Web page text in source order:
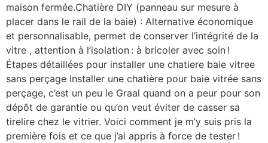
maison fermée.Chatière DIY (panneau sur mesure à
placer dans le rail de la baie) : Alternative économique
et personnalisable, permet de conserver l’intégrité de la
vitre , attention à l’isolation : à bricoler avec soin !
Étapes détaillées pour installer une chatiere baie vitree
sans perçage Installer une chatière pour baie vitrée sans
perçage, c’est un peu le Graal quand on a peur pour son
dépôt de garantie ou qu’on veut éviter de casser sa
tirelire chez le vitrier. Voici comment je m’y suis pris la
première fois et ce que j’ai appris à force de tester !